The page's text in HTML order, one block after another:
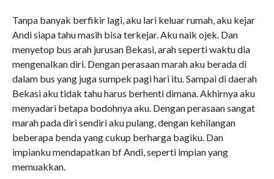
Tanpa banyak berfikir lagi, aku lari keluar rumah, aku kejar
Andi siapa tahu masih bisa terkejar. Aku naik ojek. Dan
menyetop bus arah jurusan Bekasi, arah seperti waktu dia
mengenalkan diri. Dengan perasaan marah aku berada di
dalam bus yang juga sumpek pagi hari itu. Sampai di daerah
Bekasi aku tidak tahu harus berhenti dimana. Akhirnya aku
menyadari betapa bodohnya aku. Dengan perasaan sangat
marah pada diri sendiri aku pulang, dengan kehilangan
beberapa benda yang cukup berharga bagiku. Dan
impianku mendapatkan bf Andi, seperti impian yang
memuakkan.